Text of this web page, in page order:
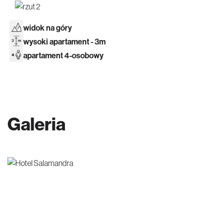
widok na góry
wysoki apartament - 3m
apartament 4-osobowy
Galeria